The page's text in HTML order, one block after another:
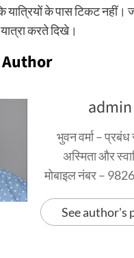
यात्रियों के पास टिकट नहीं।
करते दिखे।
admin
भुवन वर्मा –
अस्मिता और
मोबाइल नंबर –
See author's